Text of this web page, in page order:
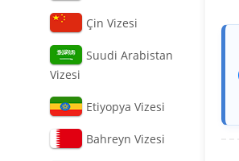
Çin Vizesi
Suudi Arabistan
Vizesi
Etiyopya Vizesi
Bahreyn Vizesi